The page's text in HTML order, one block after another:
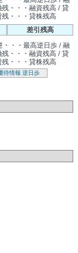
・・・融資残高 / 貸
・・・貸株残高
差引残高
・・・最高逆日歩 / 融
・・・融資残高 / 貸
・・・貸株残高
待情報 逆日歩